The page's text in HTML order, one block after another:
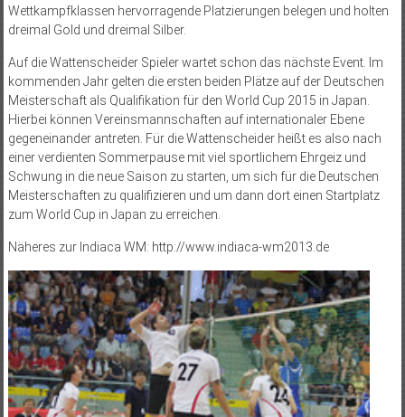
Wettkampfklassen hervorragende Platzierungen belegen und holten
dreimal Gold und dreimal Silber.
Auf die Wattenscheider Spieler wartet schon das nächste Event. Im
kommenden Jahr gelten die ersten beiden Plätze auf der Deutschen
Meisterschaft als Qualifikation für den World Cup 2015 in Japan.
Hierbei können Vereinsmannschaften auf internationaler Ebene
gegeneinander antreten. Für die Wattenscheider heißt es also nach
einer verdienten Sommerpause mit viel sportlichem Ehrgeiz und
Schwung in die neue Saison zu starten, um sich für die Deutschen
Meisterschaften zu qualifizieren und um dann dort einen Startplatz
zum World Cup in Japan zu erreichen.
Näheres zur Indiaca WM: http://www.indiaca-wm2013.de